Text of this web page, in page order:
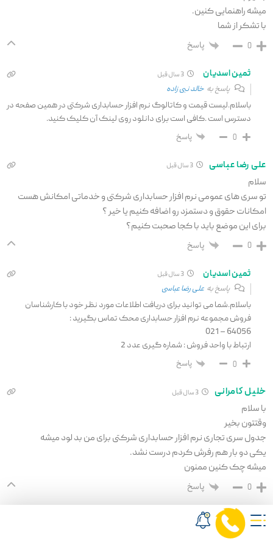
میشه راهنمایی کنین.
با تشکر از شما
0 پاسخ
ثمین اسدیان
پاسخ به خالد نبی زاده
باسلام.لیست قیمت و کاتالوگ نرم افزار حسابداری شرکتی در همین صفحه در
دسترس است .کافی است برای دانلود روی لینک آن کلیک کنید.
0 پاسخ
علی رضا عباسی 3 سال قبل
سلام
تو سری های عمومی نرم افزار حسابداری شرکتی و خدماتی امکانش هست
امکانات حقوق و دستمزد رو اضافه کنیم یا خیر ؟
برای این موضع باید با کجا صحبت کنیم؟
0 پاسخ
ثمین اسدیان
پاسخ به علی رضا عباسی
باسلام.شما می توانید برای دریافت اطلاعات مورد نظر خود با کارشناسان
فروش مجموعه نرم افزار حسابداری محک تماس بگیرید :
64056 – 021
ارتباط با واحد فروش : شماره گیری عدد 2
0 پاسخ
خلیل کامرانی 3 سال قبل
با سلام
وقتتون بخیر
جدول سری تجاری نرم افزار حسابداری شرکتی برای من بد لود میشه
یکی دو بار هم رفرش کردم درست نشد.
میشه چک کنین ممنون
0 پاسخ
ثمین اسدیان
پاسخ بهخلیل کامرانی